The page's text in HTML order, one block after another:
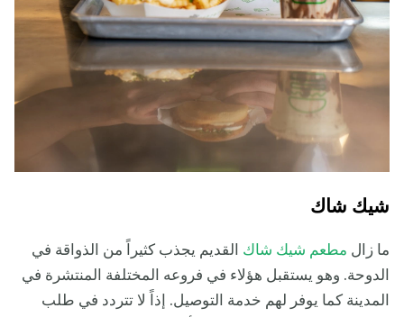
شيك شاك
ما زال مطعم شيك شاك القديم يجذب كثيراً من الذواقة في
الدوحة. وهو يستقبل هؤلاء في فروعه المختلفة المنتشرة في
المدينة كما يوفر لهم خدمة التوصيل. إذاً لا تتردد في طلب